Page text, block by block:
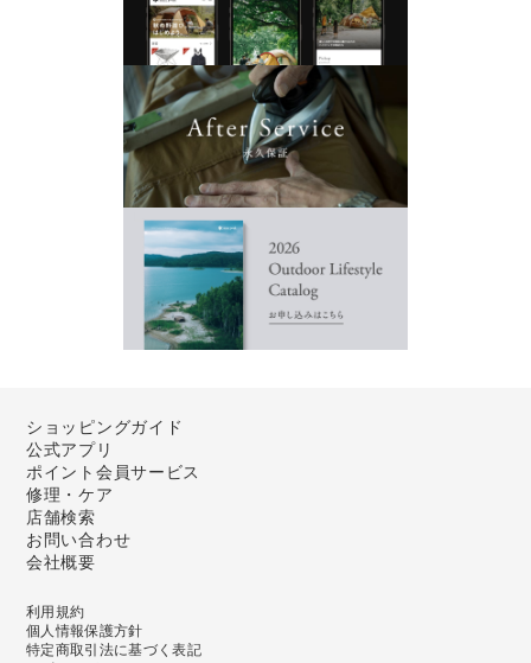
ショッピングガイド
公式アプリ
ポイント会員サービス
修理・ケア
店舗検索
お問い合わせ
会社概要
利用規約
個人情報保護方針
特定商取引法に基づく表記